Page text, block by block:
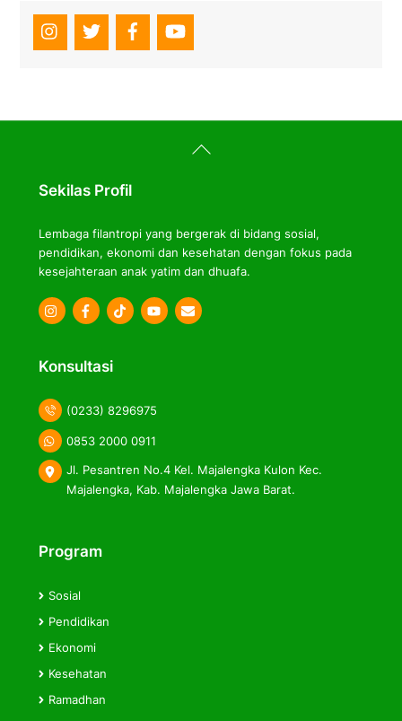
Back
To
Sekilas Profil
Lembaga filantropi yang bergerak di bidang sosial,
pendidikan, ekonomi dan kesehatan dengan fokus pada
kesejahteraan anak yatim dan dhuafa.
Icon
Icon
Icon
Konsultasi
(0233) 8296975
0853 2000 0911
Jl. Pesantren No.4 Kel. Majalengka Kulon Kec.
Majalengka, Kab. Majalengka Jawa Barat.
Program
Sosial
Pendidikan
Ekonomi
Kesehatan
Ramadhan